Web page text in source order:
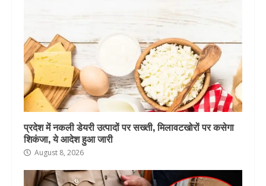
प्रदेश में नकली डेयरी उत्पादों पर सख्ती, मिलावटखोरों पर कसेगा
शिकंजा, ये आदेश हुआ जारी
August 8, 2026